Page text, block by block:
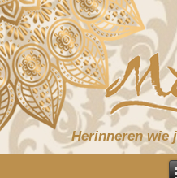
Herinneren wie